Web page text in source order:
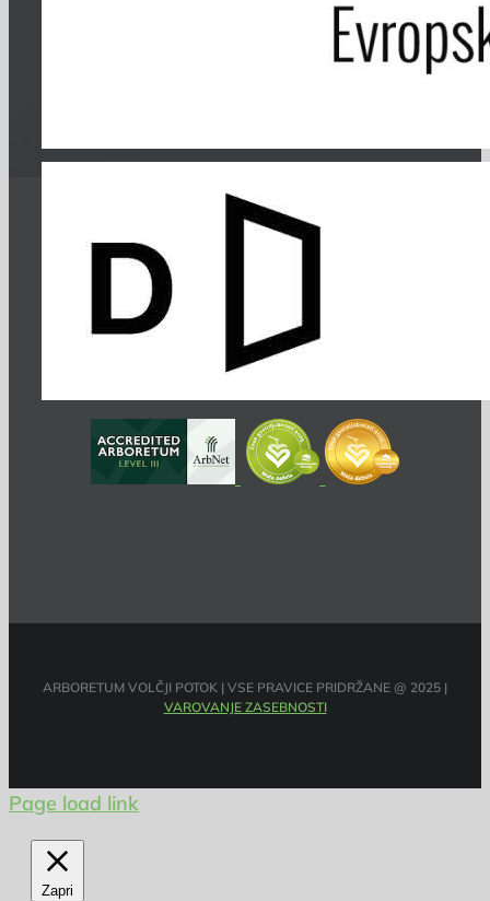
ARBORETUM VOLČJI POTOK | VSE PRAVICE PRIDRŽANE @ 2025 |
VAROVANJE ZASEBNOSTI
Page load link
Zapri